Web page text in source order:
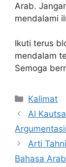
Arab.
mendalami
Ikuti terus
mendalam
Semoga
Kategori
Kalimat
Al
Arti
Bahasa Arab